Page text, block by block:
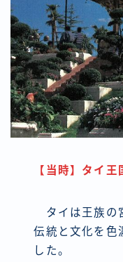
【当時】タイ王
タイは王族の
伝統と文化を色
した。